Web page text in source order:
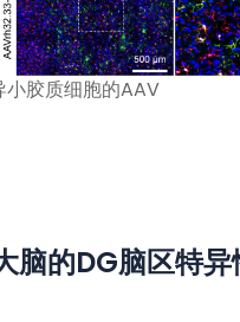
小胶质细胞的AAV
脑的DG脑区特